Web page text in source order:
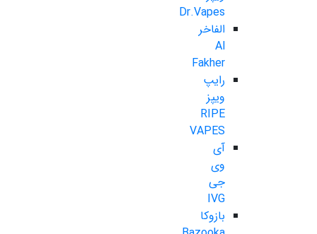
Dr.Vapes
الفاخر
Al
Fakher
رایپ
ویپز
RIPE
VAPES
آی
وی
جی
IVG
بازوکا